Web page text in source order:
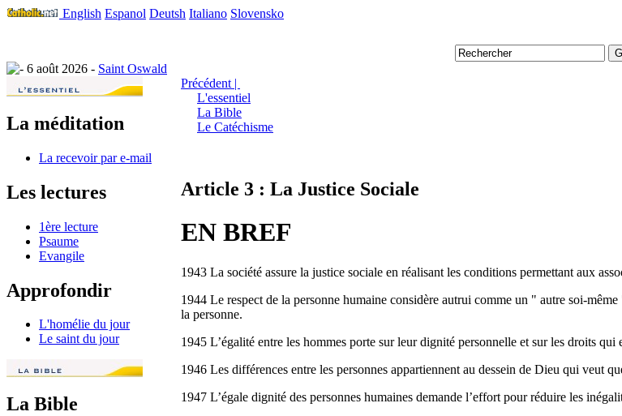
English Espanol Deutsh Italiano Slovensko
6 août 2026 - Saint Oswald
La méditation
La recevoir par e-mail
Les lectures
1ère lecture
Psaume
Evangile
Approfondir
L'homélie du jour
Le saint du jour
La Bible
Précédent |
L'essentiel
La Bible
Le Catéchisme
Article 3 : La Justice Sociale
EN BREF
1943 La société assure la justice sociale en réalisant les conditions permettant aux
1944 Le respect de la personne humaine considère autrui comme un " autre soi-
la personne.
1945 L’égalité entre les hommes porte sur leur dignité personnelle et sur les droits qui
1946 Les différences entre les personnes appartiennent au dessein de Dieu qui veut
1947 L’égale dignité des personnes humaines demande l’effort pour réduire les